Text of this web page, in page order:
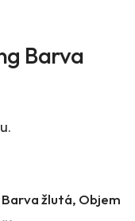
Barva
žlutá, Objem